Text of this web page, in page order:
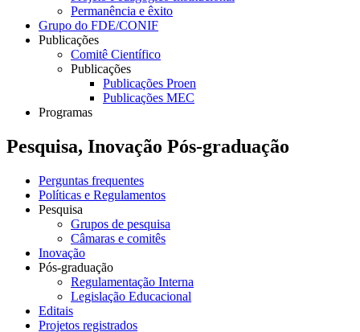
Permanência e êxito
Grupo do FDE/CONIF
Publicações
Comitê Científico
Publicações
Publicações Proen
Publicações MEC
Programas
Pesquisa, Inovação Pós-graduação
Perguntas frequentes
Políticas e Regulamentos
Pesquisa
Grupos de pesquisa
Câmaras e comitês
Inovação
Pós-graduação
Regulamentação Interna
Legislação Educacional
Editais
Projetos registrados